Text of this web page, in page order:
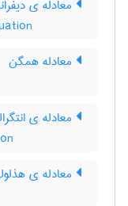
معادله ی
معادله همگن
معادله ی
معادله ی